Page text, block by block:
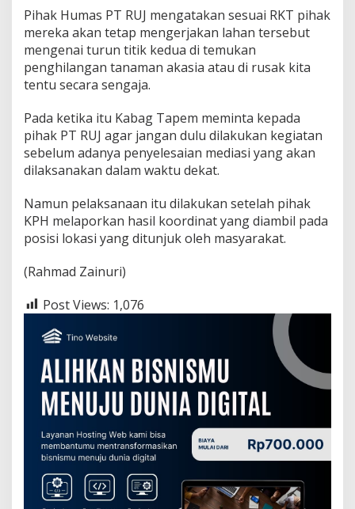
Pihak Humas PT RUJ mengatakan sesuai RKT pihak
mereka akan tetap mengerjakan lahan tersebut
mengenai turun titik kedua di temukan
penghilangan tanaman akasia atau di rusak kita
tentu secara sengaja.
Pada ketika itu Kabag Tapem meminta kepada
pihak PT RUJ agar jangan dulu dilakukan kegiatan
sebelum adanya penyelesaian mediasi yang akan
dilaksanakan dalam waktu dekat.
Namun pelaksanaan itu dilakukan setelah pihak
KPH melaporkan hasil koordinat yang diambil pada
posisi lokasi yang ditunjuk oleh masyarakat.
(Rahmad Zainuri)
Post Views: 1,076